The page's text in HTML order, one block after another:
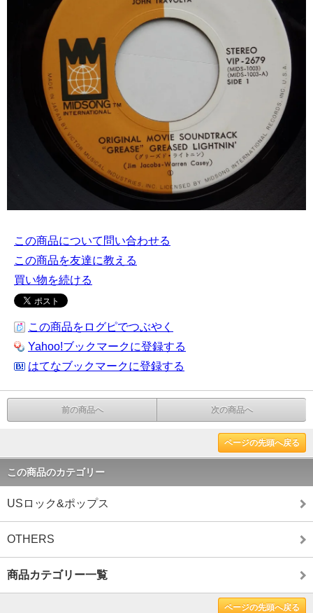
この商品について問い合わせる
この商品を友達に教える
買い物を続ける
この商品をログピでつぶやく
Yahoo!ブックマークに登録する
はてなブックマークに登録する
前の商品へ 次の商品へ
ページの先頭へ戻る
この商品のカテゴリー
USロック&ポップス
OTHERS
商品カテゴリー一覧
ページの先頭へ戻る